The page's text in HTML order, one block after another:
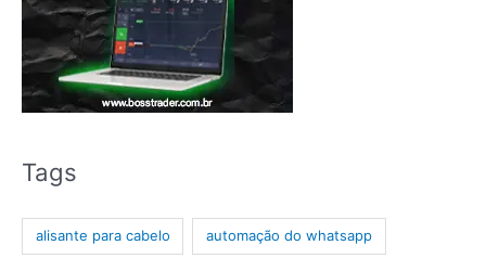
Tags
alisante para cabelo automação do whatsapp